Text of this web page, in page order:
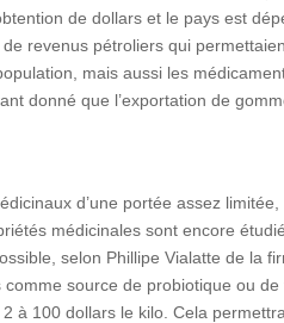
de dollars et le pays est
revenus pétroliers qui
mais aussi les
donné que l’exportation de
d’une portée assez
médicinales sont encore
selon Phillipe Vialatte de la
source de probiotique ou
à 100 dollars le kilo. Cela